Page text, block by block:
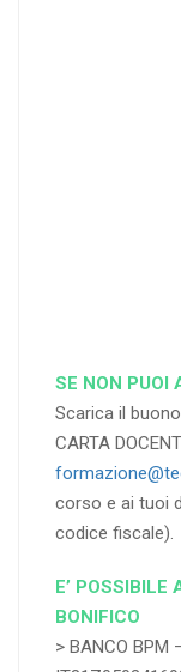
SE NON PUOI
Scarica il
CARTA
corso e ai tuoi
codice fiscale).
E’ POSSIBILE
BONIFICO
> BANCO BPM